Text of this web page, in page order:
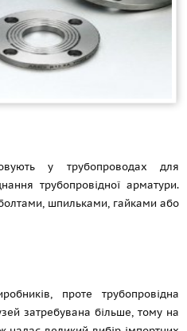
у трубопроводах для
трубопровідної арматури.
шпильками, гайками або
проте трубопровідна
затребувана більше, тому на